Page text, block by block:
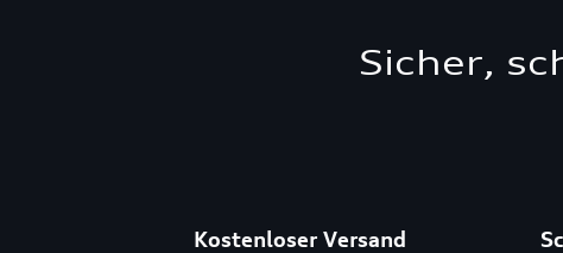
Sicher,
Kostenloser Versand